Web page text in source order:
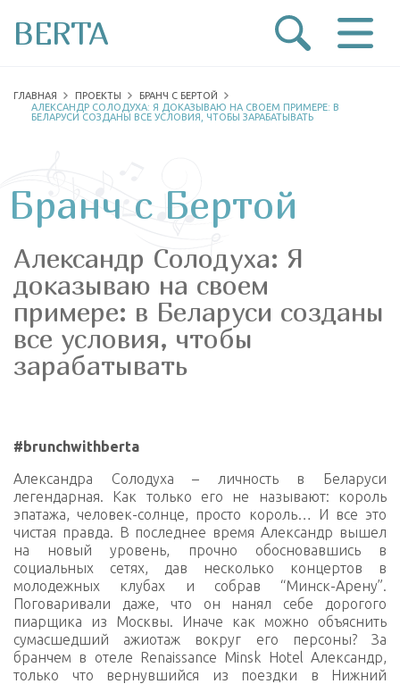
BERTA
ГЛАВНАЯ ПРОЕКТЫ
БРАНЧ С БЕРТОЙ
АЛЕКСАНДР СОЛОДУХА: Я ДОКАЗЫВАЮ НА СВОЕМ ПРИМЕРЕ: В
БЕЛАРУСИ СОЗДАНЫ ВСЕ УСЛОВИЯ, ЧТОБЫ ЗАРАБАТЫВАТЬ
Бранч с Бертой
Александр Солодуха: Я
доказываю на своем
примере: в Беларуси созданы
все условия, чтобы
зарабатывать
#‎brunchwithberta‬
Александра Солодуха – личность в Беларуси
легендарная. Как только его не называют: король
эпатажа, человек-солнце, просто король… И все это
чистая правда. В последнее время Александр вышел
на новый уровень, прочно обосновавшись в
социальных сетях, дав несколько концертов в
молодежных клубах и собрав “Минск-Арену”.
Поговаривали даже, что он нанял себе дорогого
пиарщика из Москвы. Иначе как можно объяснить
сумасшедший ажиотаж вокруг его персоны? За
бранчем в отеле Renaissance Minsk Hotel Александр,
только что вернувшийся из поездки в Нижний